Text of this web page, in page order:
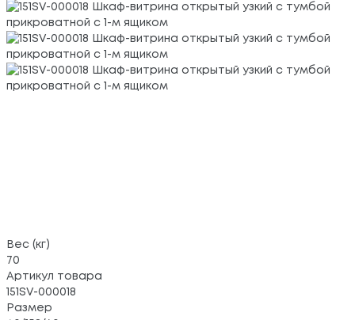
Вес (кг)
70
Артикул товара
151SV-000018
Размер